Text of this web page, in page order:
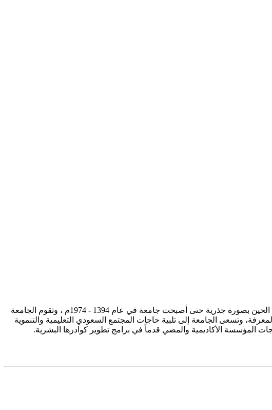
تأسست جامعة الإمام محمد بن سعود الإسلامية ممثلة في كلية الشريعة في سنة 1373هـ 1953م، وتطورت منذ ذلك الحين بصورة جذرية حتى أصبحت جامعة في عام 1394 - 1974م ، وتقوم الجامعة
وتسعى الجامعة إلى تلبية حاجات المجتمع السعودي التعليمية والتنموية
المؤسسة الأكاديمية والمضي قدماً في برامج تطوير كوادرها البشرية.